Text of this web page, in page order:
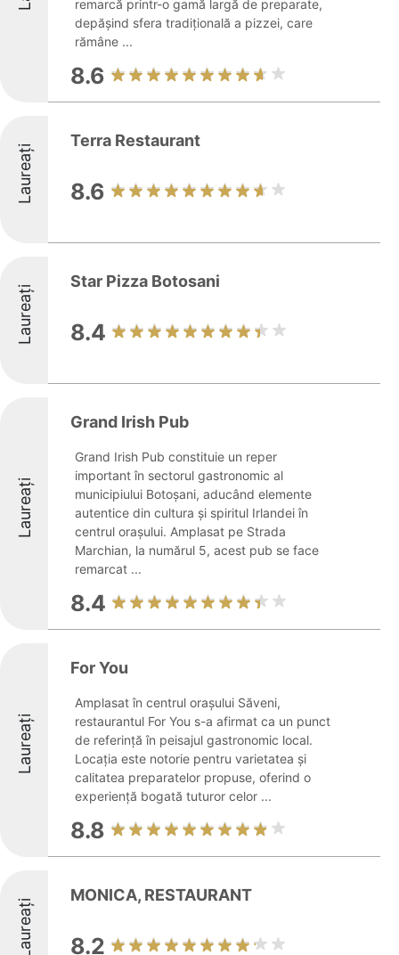
remarcă printr-o gamă largă de preparate,
depășind sfera tradițională a pizzei, care
rămâne ...
8.6
Laureați
Terra Restaurant
8.6
Laureați
Star Pizza Botosani
8.4
Laureați
Grand Irish Pub
Grand Irish Pub constituie un reper
important în sectorul gastronomic al
municipiului Botoșani, aducând elemente
autentice din cultura și spiritul Irlandei în
centrul orașului. Amplasat pe Strada
Marchian, la numărul 5, acest pub se face
remarcat ...
8.4
Laureați
For You
Amplasat în centrul orașului Săveni,
restaurantul For You s-a afirmat ca un punct
de referință în peisajul gastronomic local.
Locația este notorie pentru varietatea și
calitatea preparatelor propuse, oferind o
experiență bogată tuturor celor ...
8.8
Laureați
MONICA, RESTAURANT
8.2